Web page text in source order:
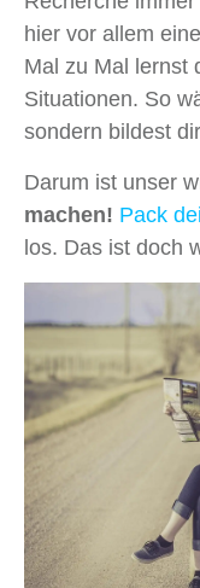
hier vor allem
Mal zu Mal lernst
Situationen. So
sondern bildest
Darum ist unser
machen! Pack
los. Das ist doch